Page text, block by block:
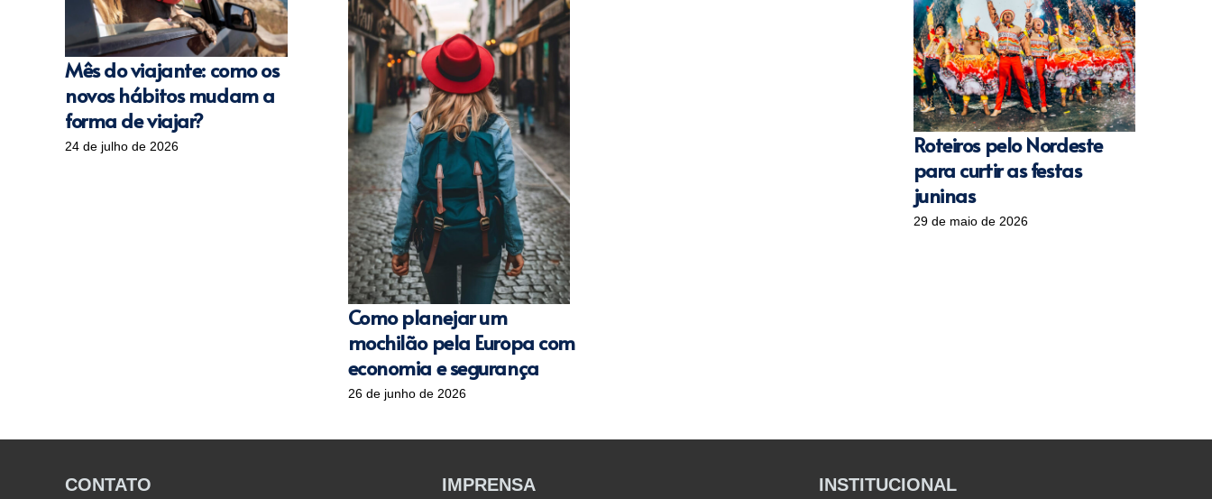
Mês do viajante: como os
novos hábitos mudam a
forma de viajar?
24 de julho de 2026
Como planejar um
mochilão pela Europa com
economia e segurança
26 de junho de 2026
Roteiros pelo Nordeste
para curtir as festas
juninas
29 de maio de 2026
CONTATO IMPRENSA INSTITUCIONAL